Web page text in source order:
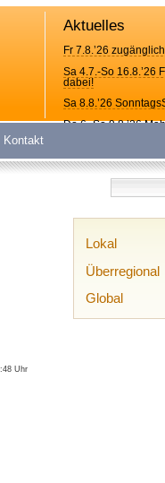
Aktuelles
Fr 7.8.’26
Sa 4.7.-So 16.8.’26
dabei!
Sa 8.8.’26
Do 6.-So 9.8.’26
Kontakt
Uhr
Lokal
Überregional
Global